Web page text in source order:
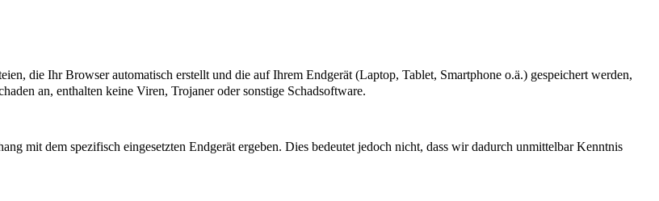
die Ihr Browser automatisch erstellt und die auf Ihrem Endgerät (Laptop, Tablet, Smartphone o.ä.) gespeichert werden,
an, enthalten keine Viren, Trojaner oder sonstige Schadsoftware.
mit dem spezifisch eingesetzten Endgerät ergeben. Dies bedeutet jedoch nicht, dass wir dadurch unmittelbar Kenntnis